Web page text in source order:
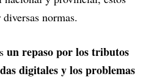
normas.
un repaso por los tributos
digitales y los problemas